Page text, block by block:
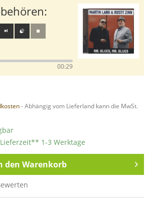
00:29
- Abhängig vom Lieferland kann die MwSt.
1-3 Werktage
den Warenkorb